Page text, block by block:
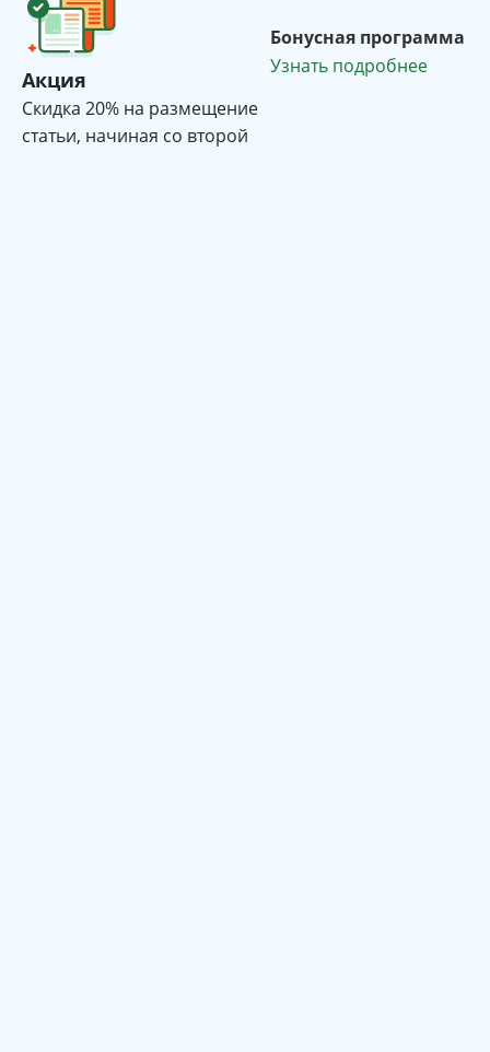
Акция
Cкидка 20% на размещение
статьи, начиная со второй
Бонусная программа
Узнать подробнее